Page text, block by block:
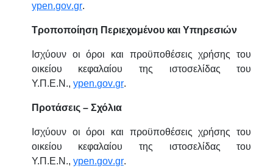
ypen.gov.gr.
Τροποποίηση Περιεχομένου και Υπηρεσιών
Ισχύουν οι όροι και προϋποθέσεις χρήσης του
οικείου κεφαλαίου της ιστοσελίδας του
Υ.Π.Ε.Ν., ypen.gov.gr.
Προτάσεις – Σχόλια
Ισχύουν οι όροι και προϋποθέσεις χρήσης του
οικείου κεφαλαίου της ιστοσελίδας του
Υ.Π.Ε.Ν., ypen.gov.gr.